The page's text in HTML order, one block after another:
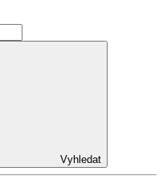
Vyhledat